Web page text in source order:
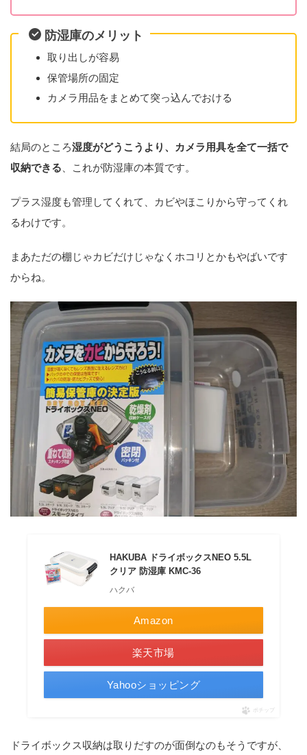
防湿庫のメリット
取り出しが容易
保管場所の固定
カメラ用品をまとめて突っ込んでおける
結局のところ湿度がどうこうより、カメラ用具を全て一括で
収納できる 、これが防湿庫の本質です。
プラス湿度も管理してくれて、カビやほこりから守ってくれ
るわけです。
まあただの棚じゃカビだけじゃなくホコリとかもやばいです
からね。
HAKUBA ドライボックスNEO 5.5L
クリア 防湿庫 KMC-36
ハクバ
Amazon
楽天市場
Yahooショッピング
ポチップ
ドライボックス収納は取りだすのが面倒なのもそうですが、